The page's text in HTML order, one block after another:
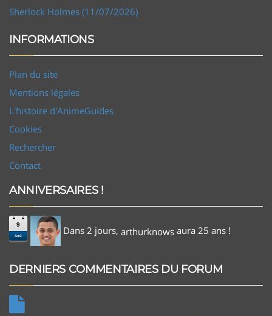
Sherlock Holmes (11/07/2026)
INFORMATIONS
Plan du site
Mentions légales
L'histoire d'AnimeGuides
Cookies
Rechercher
Contact
ANNIVERSAIRES !
9
Aoû Dans 2 jours, arthurknows aura 25 ans !
DERNIERS COMMENTAIRES DU FORUM